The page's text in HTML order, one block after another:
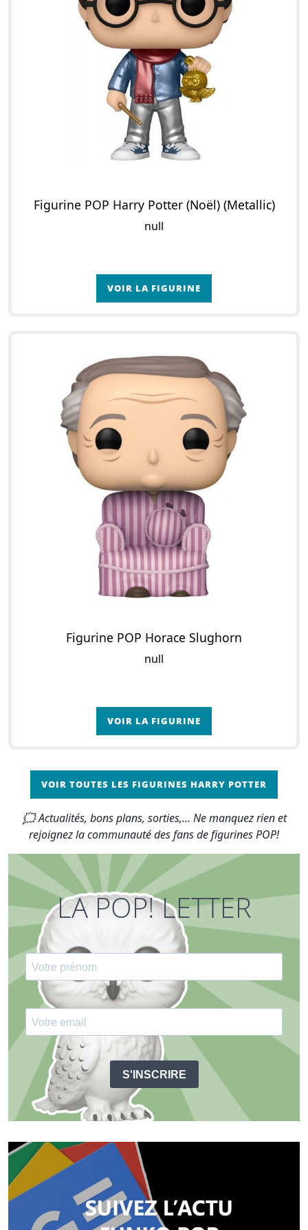
Figurine POP Harry Potter (Noël) (Metallic)
null
VOIR LA FIGURINE
Figurine POP Horace Slughorn
null
VOIR LA FIGURINE
VOIR TOUTES LES FIGURINES HARRY POTTER
🗯 Actualités, bons plans, sorties,... Ne manquez rien et
rejoignez la communauté des fans de figurines POP!
LA POP! LETTER
S'INSCRIRE